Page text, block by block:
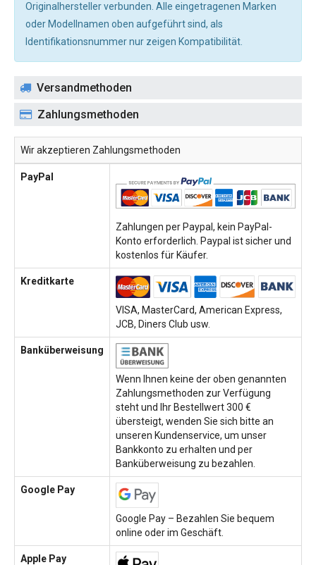
Originalhersteller verbunden. Alle eingetragenen Marken
oder Modellnamen oben aufgeführt sind, als
Identifikationsnummer nur zeigen Kompatibilität.
Versandmethoden
Zahlungsmethoden
Wir akzeptieren Zahlungsmethoden
PayPal
Zahlungen per Paypal, kein PayPal-
Konto erforderlich. Paypal ist sicher und
kostenlos für Käufer.
Kreditkarte
VISA, MasterCard, American Express,
JCB, Diners Club usw.
Banküberweisung
Wenn Ihnen keine der oben genannten
Zahlungsmethoden zur Verfügung
steht und Ihr Bestellwert 300 €
übersteigt, wenden Sie sich bitte an
unseren Kundenservice, um unser
Bankkonto zu erhalten und per
Banküberweisung zu bezahlen.
Google Pay
Google Pay – Bezahlen Sie bequem
online oder im Geschäft.
Apple Pay